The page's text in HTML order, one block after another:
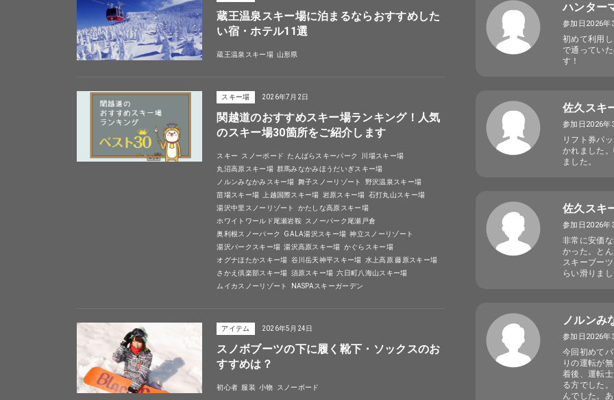
蔵王温泉スキー場に泊まるならおすすめした
い宿・ホテル11選
蔵王温泉スキー場 山形県
スキー場 2026年7月2日
関越道のおすすめスキー場ランキング！人気
のスキー場30箇所をご紹介します
スキー スノーボード たんばらスキーパーク
川場スキー場
丸沼高原スキー場 群馬みなかみほうだいぎスキー場
ノルンみなかみスキー場 舞子スノーリゾート
野沢温泉スキー場
苗場スキー場
上越国際スキー場 岩原スキー場 石打丸山スキー場
湯沢中里スノーリゾート
かたしな高原スキー場
ホワイトワールド尾瀬岩鞍 スノーパーク尾瀬戸倉
奥利根スノーパーク
GALA湯沢スキー場 神立スノーリゾート
湯沢パークスキー場 湯沢高原スキー場 かぐらスキー場
オグナほたかスキー場 谷川岳天神平スキー場 水上高原 藤原スキー場
さかえ倶楽部スキー場 須原スキー場 六日町八海山スキー場
ムイカスノーリゾート
NASPAスキーガーデン
アイテム 2026年5月24日
スノボブーツの下に履く靴下・ソックスのお
すすめは？
初心者 服装 小物 スノーボード
ハンター
参加日2026年
初めて利用
で通ってい
す！
佐久スキ
参加日2026年
リフト券パ
かれました
ました。
佐久スキ
参加日2026年
非常に安価
かった。と
スキーブー
らい滑りま
ノルンみ
参加日2026年
今回初めて
りの運転が
着後、運転
る方でした
んでした。